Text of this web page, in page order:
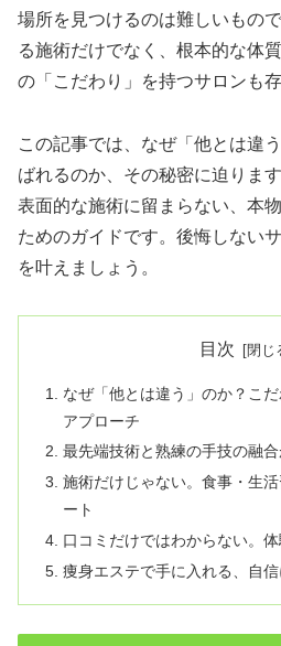
場所を見つけるのは難しいもの
る施術だけでなく、根本的な体
の「こだわり」を持つサロンも存
この記事では、なぜ「他とは違
ばれるのか、その秘密に迫ります
表面的な施術に留まらない、本
ためのガイドです。後悔しない
を叶えましょう。
目次
なぜ「他とは違う」のか？こ
アプローチ
最先端技術と熟練の手技の融
施術だけじゃない。食事・生
ート
口コミだけではわからない。
痩身エステで手に入れる、自